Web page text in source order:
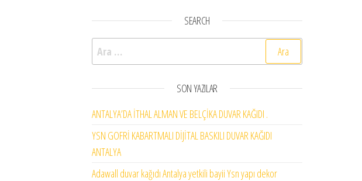
SEARCH
Arama:
SON YAZILAR
ANTALYA’DA İTHAL ALMAN VE BELÇİKA DUVAR KAĞIDI .
YSN GOFRİ KABARTMALI DİJİTAL BASKILI DUVAR KAĞIDI
ANTALYA
Adawall duvar kağıdı Antalya yetkili bayii Ysn yapı dekor